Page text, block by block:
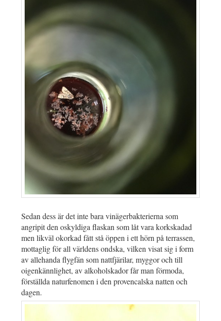
Sedan dess är det inte bara vinägerbakterierna som
angripit den oskyldiga flaskan som låt vara korkskadad
men likväl okorkad fått stå öppen i ett hörn på terrassen,
mottaglig för all världens ondska, vilken visat sig i form
av allehanda flygfän som nattfjärilar, myggor och till
oigenkännlighet, av alkoholskador får man förmoda,
förställda naturfenomen i den provencalska natten och
dagen.